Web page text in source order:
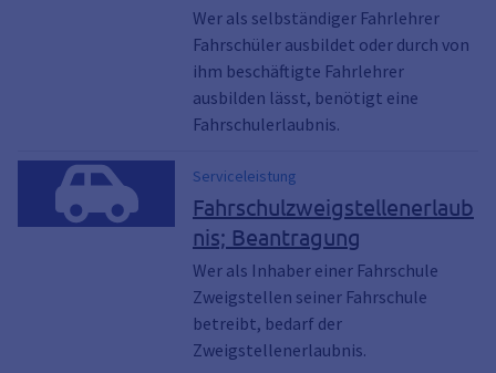
Wer als selbständiger Fahrlehrer
Fahrschüler ausbildet oder durch von
ihm beschäftigte Fahrlehrer
ausbilden lässt, benötigt eine
Fahrschulerlaubnis.
Serviceleistung
Fahrschulzweigstellenerlaub
nis; Beantragung
Wer als Inhaber einer Fahrschule
Zweigstellen seiner Fahrschule
betreibt, bedarf der
Zweigstellenerlaubnis.